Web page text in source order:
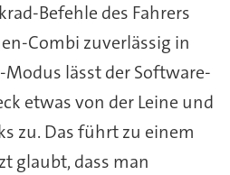
Befehle des Fahrers
Combi zuverlässig in
Modus lässt der Software-
etwas von der Leine und
zu. Das führt zu einem
glaubt, dass man